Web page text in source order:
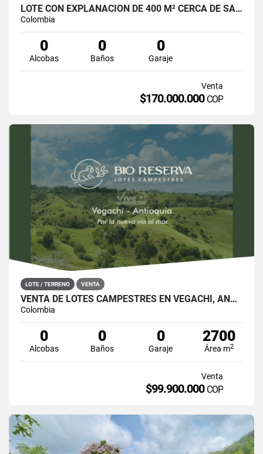
LOTE CON EXPLANACIÓN DE 400 M² CERCA DE SANTO DOMINGO, ANTIOQUIA
Colombia
0
Alcobas
0
Baños
0
Garaje
Venta
$170.000.000 COP
LOTE / TERRENO VENTA
VENTA DE LOTES CAMPESTRES EN VEGACHÍ, ANTIOQUIA
Colombia
0
Alcobas
0
Baños
0
Garaje
2700
Área m2
Venta
$99.900.000 COP